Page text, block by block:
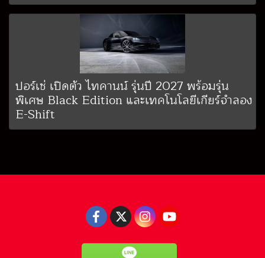
ปอร์เช่ เปิดตัว ไทคานน์ รุ่นปี 2027 พร้อมรุ่น
พิเศษ Black Edition และเทคโนโลยีเกียร์จำลอง
E-Shift